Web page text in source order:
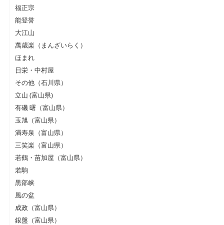
福正宗
能登誉
大江山
萬歳楽（まんざいらく）
ほまれ
日栄・中村屋
その他（石川県）
立山 (富山県)
有磯 曙（富山県）
玉旭（富山県）
満寿泉（富山県）
三笑楽（富山県）
若鶴・苗加屋（富山県）
若駒
黒部峡
風の盆
成政（富山県）
銀盤（富山県）